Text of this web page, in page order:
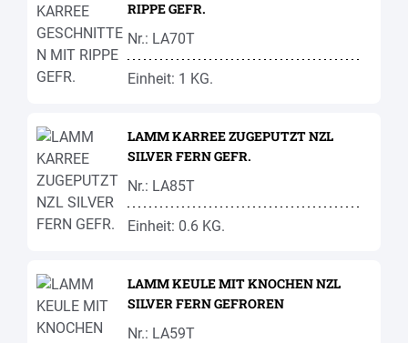
RIPPE GEFR.
Nr.: LA70T
Einheit: 1 KG.
LAMM KARREE ZUGEPUTZT NZL
SILVER FERN GEFR.
Nr.: LA85T
Einheit: 0.6 KG.
LAMM KEULE MIT KNOCHEN NZL
SILVER FERN GEFROREN
Nr.: LA59T